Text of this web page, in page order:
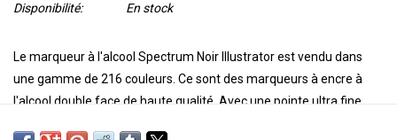
Disponibilité:
En stock
Le marqueur à l'alcool Spectrum Noir Illustrator est vendu dans
une gamme de 216 couleurs. Ce sont des marqueurs à encre à
l'alcool double face de haute qualité. Avec une pointe ultra fine